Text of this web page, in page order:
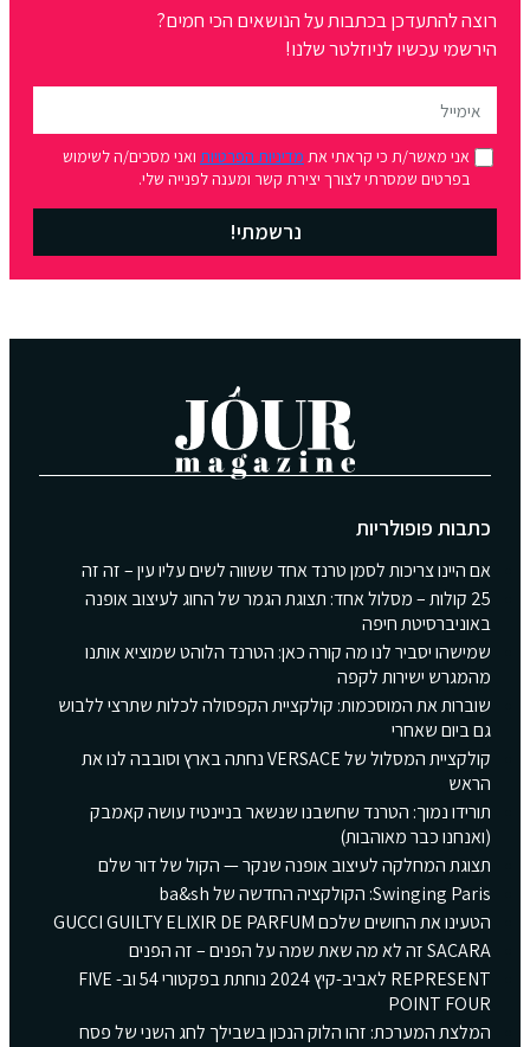
רוצה להתעדכן בכתבות על הנושאים הכי חמים?
הירשמי עכשיו לניוזלטר שלנו!
אני מאשר/ת כי קראתי את מדיניות הפרטיות ואני מסכים/ה לשימוש
בפרטים שמסרתי לצורך יצירת קשר ומענה לפנייה שלי.
נרשמתי!
כתבות פופולריות
אם היינו צריכות לסמן טרנד אחד ששווה לשים עליו עין – זה זה
25 קולות – מסלול אחד: תצוגת הגמר של החוג לעיצוב אופנה
באוניברסיטת חיפה
שמישהו יסביר לנו מה קורה כאן: הטרנד הלוהט שמוציא אותנו
מהמגרש ישירות לקפה
שוברות את המוסכמות: קולקציית הקפסולה לכלות שתרצי ללבוש
גם ביום שאחרי
קולקציית המסלול של VERSACE נחתה בארץ וסובבה לנו את
הראש
תורידו נמוך: הטרנד שחשבנו שנשאר בניינטיז עושה קאמבק
(ואנחנו כבר מאוהבות)
תצוגת המחלקה לעיצוב אופנה שנקר — הקול של דור שלם
Swinging Paris: הקולקציה החדשה של ba&sh
הטעינו את החושים שלכם GUCCI GUILTY ELIXIR DE PARFUM
SACARA זה לא מה שאת שמה על הפנים – זה הפנים
REPRESENT לאביב-קיץ 2024 נוחתת בפקטורי 54 וב- FIVE
POINT FOUR
המלצת המערכת: זהו הלוק הנכון בשבילך לחג השני של פסח